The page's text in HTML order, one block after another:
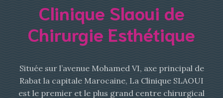
Clinique Slaoui de
Chirurgie Esthétique
Située sur l’avenue Mohamed VI, axe principal de
Rabat la capitale Marocaine, La Clinique SLAOUI
est le premier et le plus grand centre chirurgical